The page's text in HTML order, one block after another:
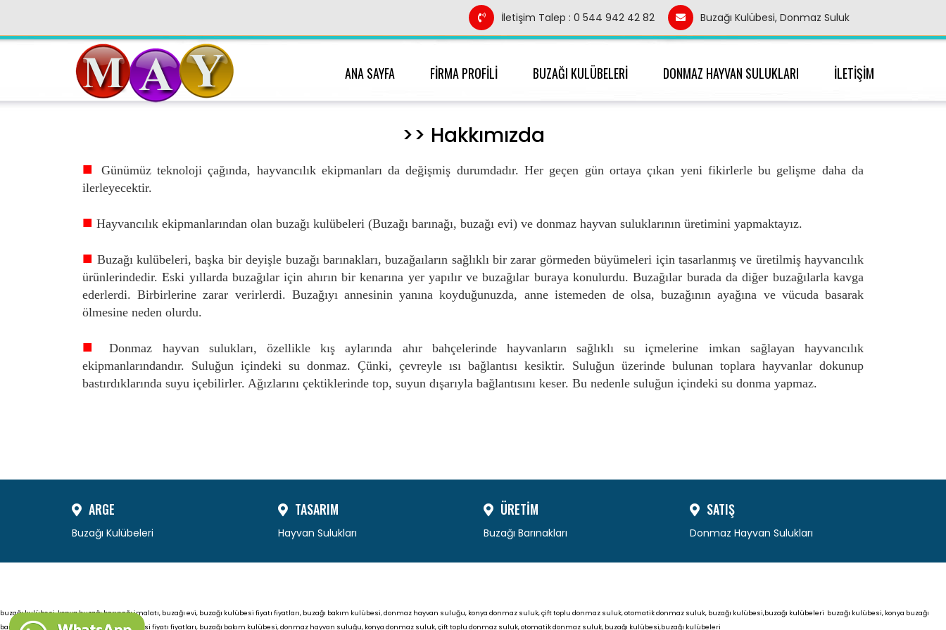
İletişim Talep : 0 544 942 42 82 Buzağı Kulübesi, Donmaz Suluk
ANA SAYFA FİRMA PROFİLİ BUZAĞI KULÜBELERİ DONMAZ HAYVAN SULUKLARI İLETİŞİM
>> Hakkımızda
■
Günümüz teknoloji çağında, hayvancılık ekipmanları da değişmiş durumdadır. Her geçen gün ortaya çıkan yeni fikirlerle bu gelişme daha da
ilerleyecektir.
■ Hayvancılık ekipmanlarından olan buzağı kulübeleri (Buzağı barınağı, buzağı evi) ve donmaz hayvan suluklarının üretimini yapmaktayız.
■ Buzağı kulübeleri, başka bir deyişle buzağı barınakları, buzağaıların sağlıklı bir zarar görmeden büyümeleri için tasarlanmış ve üretilmiş hayvancılık
ürünlerindedir. Eski yıllarda buzağılar için ahırın bir kenarına yer yapılır ve buzağılar buraya konulurdu. Buzağılar burada da diğer buzağılarla kavga
ederlerdi. Birbirlerine zarar verirlerdi. Buzağıyı annesinin yanına koyduğunuzda, anne istemeden de olsa, buzağının ayağına ve vücuda basarak
ölmesine neden olurdu.
■
Donmaz hayvan sulukları, özellikle kış aylarında ahır bahçelerinde hayvanların sağlıklı su içmelerine imkan sağlayan hayvancılık
ekipmanlarındandır. Suluğun içindeki su donmaz. Çünki, çevreyle ısı bağlantısı kesiktir. Suluğun üzerinde bulunan toplara hayvanlar dokunup
bastırdıklarında suyu içebilirler. Ağızlarını çektiklerinde top, suyun dışarıyla bağlantısını keser. Bu nedenle suluğun içindeki su donma yapmaz.
ARGE
Buzağı Kulübeleri
TASARIM
Hayvan Sulukları
ÜRETİM
Buzağı Barınakları
SATIŞ
Donmaz Hayvan Sulukları
buzağı kulübesi, konya buzağı barınağı imalatı, buzağı evi, buzağı kulübesi fiyatı fiyatları, buzağı bakım kulübesi,donmaz hayvan suluğu, konya donmaz suluk, çift toplu donmaz suluk, otomatik donmaz suluk, buzağı kulübesi,buzağı kulübeleri buzağı kulübesi, konya buzağı
barınağı imalatı, buzağı evi, buzağı kulübesi fiyatı fiyatları, buzağı bakım kulübesi,donmaz hayvan suluğu, konya donmaz suluk, çift toplu donmaz suluk, otomatik donmaz suluk, buzağı kulübesi,buzağı kulübeleri